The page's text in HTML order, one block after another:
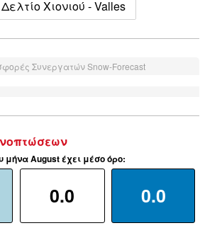
Δελτίο Χιονιού - Valles
Συνεργατών Snow-Forecast
μήνα August έχει μέσο όρο:
0.0 0.0